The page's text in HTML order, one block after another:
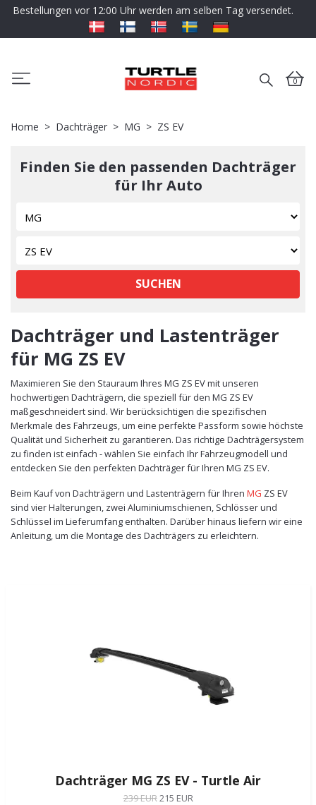
Bestellungen vor 12:00 Uhr werden am selben Tag versendet.
0
Home Dachträger MG ZS EV
Finden Sie den passenden Dachträger
für Ihr Auto
SUCHEN
Dachträger und Lastenträger
für MG ZS EV
Maximieren Sie den Stauraum Ihres MG ZS EV mit unseren
hochwertigen Dachträgern, die speziell für den MG ZS EV
maßgeschneidert sind. Wir berücksichtigen die spezifischen
Merkmale des Fahrzeugs, um eine perfekte Passform sowie höchste
Qualität und Sicherheit zu garantieren. Das richtige Dachträgersystem
zu finden ist einfach - wählen Sie einfach Ihr Fahrzeugmodell und
entdecken Sie den perfekten Dachträger für Ihren MG ZS EV.
Beim Kauf von Dachträgern und Lastenträgern für Ihren MG ZS EV
sind vier Halterungen, zwei Aluminiumschienen, Schlösser und
Schlüssel im Lieferumfang enthalten. Darüber hinaus liefern wir eine
Anleitung, um die Montage des Dachträgers zu erleichtern.
Dachträger MG ZS EV - Turtle Air
239 EUR215 EUR